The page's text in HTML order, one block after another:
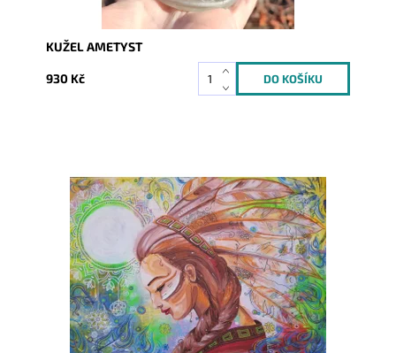
KUŽEL AMETYST
930 Kč
Dostupnost:
Skladem
Kód:
5890/30